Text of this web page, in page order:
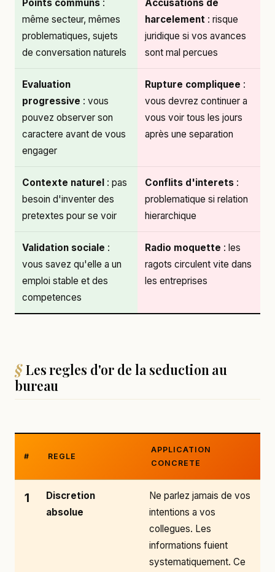
Points communs :
même secteur, mêmes
problematiques, sujets
de conversation naturels
Accusations de
harcelement : risque
juridique si vos avances
sont mal percues
Evaluation
progressive : vous
pouvez observer son
caractere avant de vous
engager
Rupture compliquee :
vous devrez continuer a
vous voir tous les jours
après une separation
Contexte naturel : pas
besoin d'inventer des
pretextes pour se voir
Conflits d'interets :
problematique si relation
hierarchique
Validation sociale :
vous savez qu'elle a un
emploi stable et des
competences
Radio moquette : les
ragots circulent vite dans
les entreprises
Les regles d'or de la seduction au
bureau
# REGLE
APPLICATION
CONCRETE
1
Discretion
absolue
Ne parlez jamais de vos
intentions a vos
collegues. Les
informations fuient
systematiquement. Ce